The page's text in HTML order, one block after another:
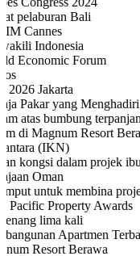
pelaburan Bali
Cannes
Indonesia
Economic Forum
2026 Jakarta
Pakar yang Menghadiri
atas bumbung
m di Magnum Resort
(IKN)
kongsi dalam projek
Oman
untuk membina
Pacific Property Awards
lima kali
Apartmen
Resort Berawa